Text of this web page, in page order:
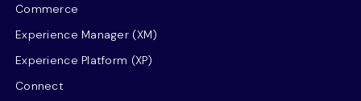
Commerce
Experience Manager (XM)
Experience Platform (XP)
Connect